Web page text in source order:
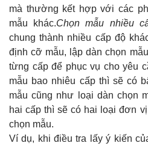
mà thường kết hợp với các
mẫu khác.Chọn mẫu nhiều
chung thành nhiều cấp độ
định cỡ mẫu, lập dàn chọn
từng cấp để phục vụ cho yêu
mẫu bao nhiêu cấp thì sẽ có
mẫu cũng như loại dàn chọn
hai cấp thì sẽ có hai loại đơn
chọn mẫu.
Ví dụ, khi điều tra lấy ý kiến